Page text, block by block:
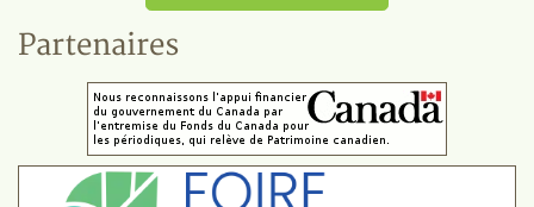
Partenaires